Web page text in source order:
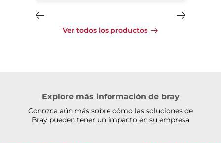
Ver todos los productos
Explore más información de bray
Conozca aún más sobre cómo las soluciones de
Bray pueden tener un impacto en su empresa